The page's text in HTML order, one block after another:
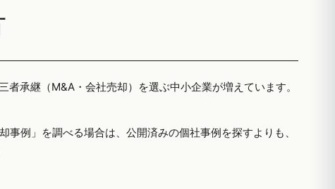
承継（M&A・会社売却）を選ぶ中小企業が増えています。
却事例」を調べる場合は、公開済みの個社事例を探すよりも、